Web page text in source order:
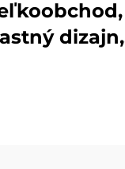
dizajn,